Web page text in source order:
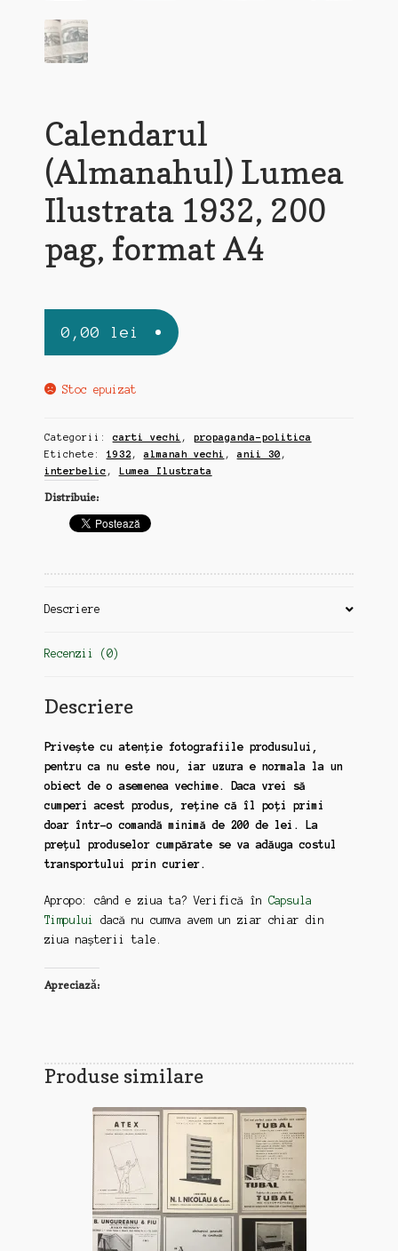
Calendarul
(Almanahul) Lumea
Ilustrata 1932, 200
pag, format A4
0,00 lei
Stoc epuizat
Categorii:carti vechi , propaganda-politica
Etichete: 1932 ,almanah vechi ,anii 30 ,
interbelic , Lumea Ilustrata
Distribuie:
Descriere
Recenzii (0)
Descriere
Privește cu atenție fotografiile produsului,
pentru ca nu este nou, iar uzura e normala la un
obiect de o asemenea vechime. Daca vrei să
cumperi acest produs, reține că îl poți primi
doar într-o comandă minimă de 200 de lei. La
prețul produselor cumpărate se va adăuga costul
transportului prin curier.
Apropo: când e ziua ta? Verifică în Capsula
Timpului
dacă nu cumva avem un ziar chiar din
ziua nașterii tale.
Apreciază:
Produse similare